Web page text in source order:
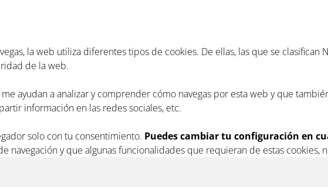
la web utiliza diferentes tipos de cookies. De ellas, las que se clasifican
de la web.
ayudan a analizar y comprender cómo navegas por esta web y que
información en las redes sociales, etc.
solo con tu consentimiento. Puedes cambiar tu configuración en
navegación y que algunas funcionalidades que requieran de estas cookies,